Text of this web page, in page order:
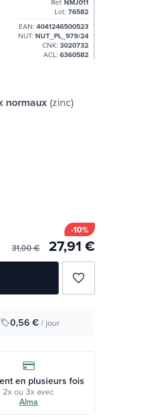
Réf. NMJ011
Lot: 76582
EAN: 4041246500523
NUT: NUT_PL_979/24
CNK: 3020732
ACL: 6360582
normaux(zinc)
-10%
31,00 € 27,91 €
favorite_border
0,56 €/ jour
en plusieurs fois
2x ou 3x avec
Alma